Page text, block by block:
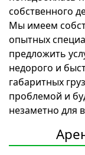
собственного
Мы имеем
опытных
предложить
недорого и
габаритных
проблемой и
незаметно для